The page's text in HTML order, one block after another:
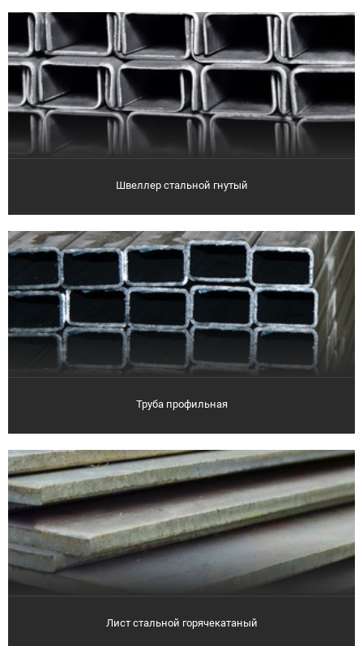
Швеллер стальной гнутый
Труба профильная
Лист стальной горячекатаный